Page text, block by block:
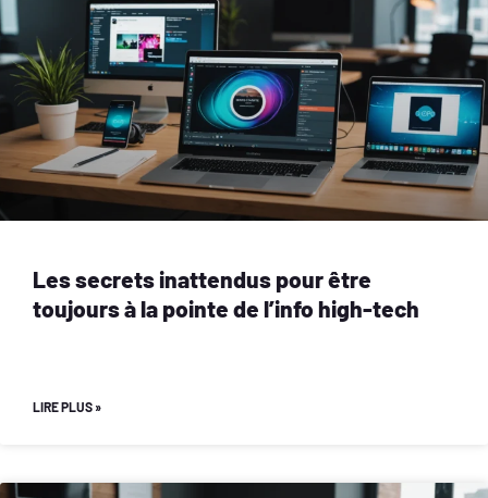
Les secrets inattendus pour être
toujours à la pointe de l’info high-tech
LIRE PLUS »